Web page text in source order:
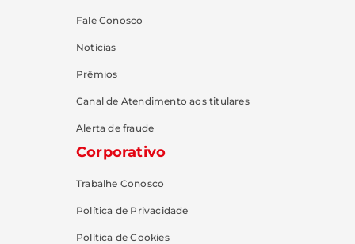
Fale Conosco
Notícias
Prêmios
Canal de Atendimento aos titulares
Alerta de fraude
Corporativo
Trabalhe Conosco
Política de Privacidade
Política de Cookies